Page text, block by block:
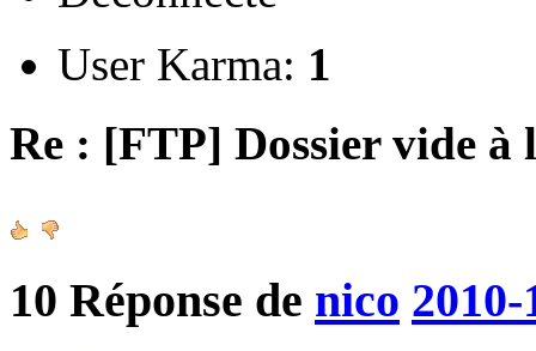
User Karma: 1
Re : [FTP] Dossier vide à
10 Réponse de nico